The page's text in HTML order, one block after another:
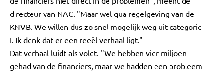
directeur van NAC. "Maar wel qua regelgeving van de
KNVB. We willen dus zo snel mogelijk weg uit categorie
I. Ik denk dat er een reeël verhaal ligt."
Dat verhaal luidt als volgt. "We hebben vier miljoen
gehad van de financiers, maar we hadden een probleem